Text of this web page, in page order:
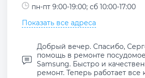
пн-пт 9:00-19:00; сб 10:00-17:00
Показать все адреса
Добрый вечер. Спасибо,
помощь в ремонте
Samsung. Быстро и
ремонт. Теперь работает все